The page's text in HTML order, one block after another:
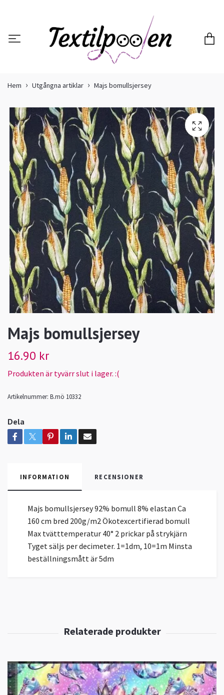
Hem Utgångna artiklar Majs bomullsjersey
Majs bomullsjersey
16.90 kr
Produkten är tyvärr slut i lager. :(
Artikelnummer: B.mö 10332
Dela
INFORMATION RECENSIONER
Majs bomullsjersey 92% bomull 8% elastan Ca
160 cm bred 200g/m2 Ökotexcertifierad bomull
Max tvätttemperatur 40° 2 prickar på strykjärn
Tyget säljs per decimeter. 1=1dm, 10=1m Minsta
beställningsmått är 5dm